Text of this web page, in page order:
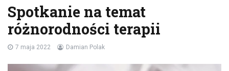
Spotkanie na temat
różnorodności terapii
7 maja 2022 Damian Polak